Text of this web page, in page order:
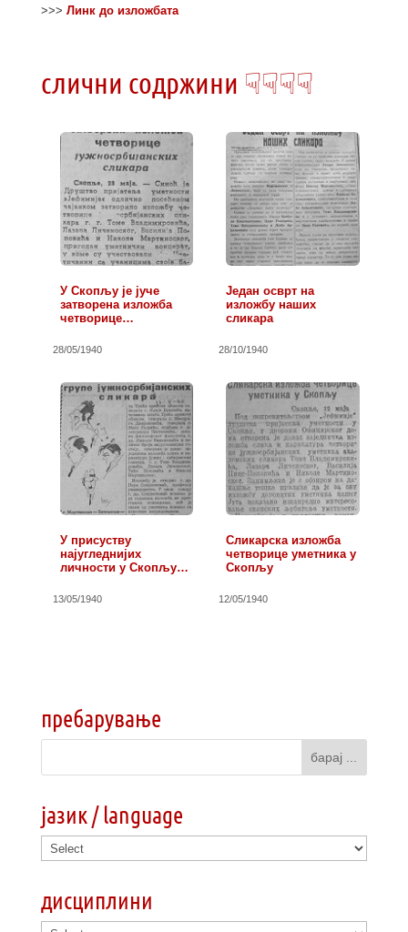
>>> Линк до изложбата
слични содржини ☟☟☟☟
У Скопљу је јуче
затворена изложба
четворице…
28/05/1940
Један осврт на
изложбу наших
сликара
28/10/1940
У присуству
најугледнијих
личности у Скопљу
13/05/1940
Сликарска изложба
четворице уметника у
Скопљу
12/05/1940
пребарување
јазик / language
дисциплини